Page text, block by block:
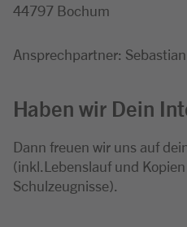
44797 Bochum
Ansprechpartner:
Haben wir Dein
Dann freuen wir uns auf
(inkl.Lebenslauf und
Schulzeugnisse).